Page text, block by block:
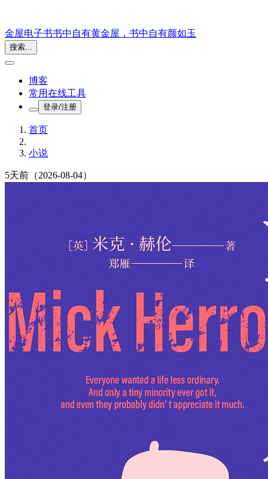
金屋电子书书中自有黄金屋，书中自有颜如玉
搜索...
博客
常用在线工具
登录/注册
首页
小说
5天前 （2026-08-04）